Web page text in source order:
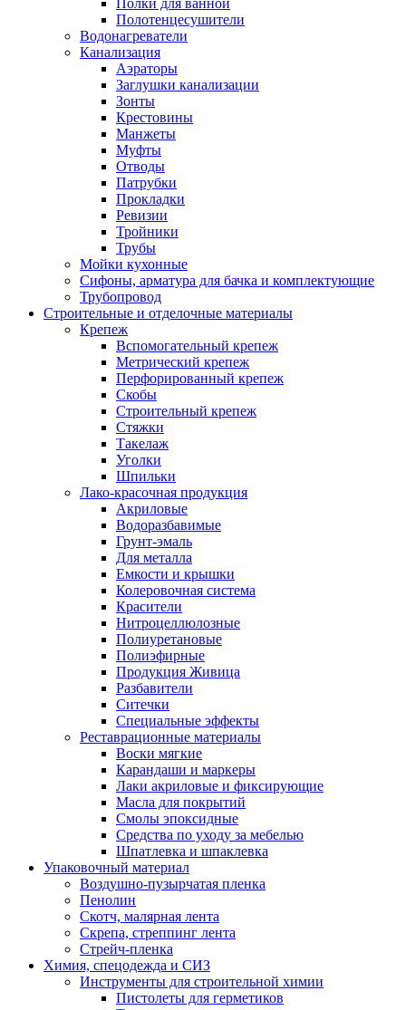
Полки для ванной
Полотенцесушители
Водонагреватели
Канализация
Аэраторы
Заглушки канализации
Зонты
Крестовины
Манжеты
Муфты
Отводы
Патрубки
Прокладки
Ревизии
Тройники
Трубы
Мойки кухонные
Сифоны, арматура для бачка и комплектующие
Трубопровод
Строительные и отделочные материалы
Крепеж
Вспомогательный крепеж
Метрический крепеж
Перфорированный крепеж
Скобы
Строительный крепеж
Стяжки
Такелаж
Уголки
Шпильки
Лако-красочная продукция
Акриловые
Водоразбавимые
Грунт-эмаль
Для металла
Емкости и крышки
Колеровочная система
Красители
Нитроцеллюлозные
Полиуретановые
Полиэфирные
Продукция Живица
Разбавители
Ситечки
Специальные эффекты
Реставрационные материалы
Воски мягкие
Карандаши и маркеры
Лаки акриловые и фиксирующие
Масла для покрытий
Смолы эпоксидные
Средства по уходу за мебелью
Шпатлевка и шпаклевка
Упаковочный материал
Воздушно-пузырчатая пленка
Пенолин
Скотч, малярная лента
Скрепа, стреппинг лента
Стрейч-пленка
Химия, спецодежда и СИЗ
Инструменты для строительной химии
Пистолеты для герметиков